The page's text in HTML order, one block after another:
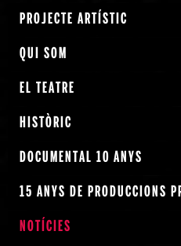
PROJECTE ARTÍSTIC
QUI SOM
EL TEATRE
HISTÒRIC
DOCUMENTAL 10 ANYS
15 ANYS DE PRODUCCIONS
NOTÍCIES